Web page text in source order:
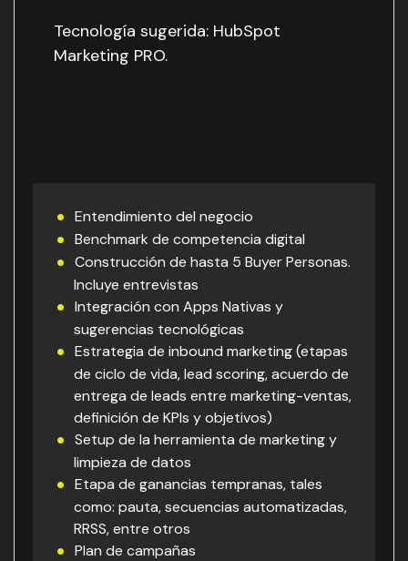
Tecnología sugerida: HubSpot
Marketing PRO.
Entendimiento del negocio
Benchmark de competencia digital
Construcción de hasta 5 Buyer Personas.
Incluye entrevistas
Integración con Apps Nativas y
sugerencias tecnológicas
Estrategia de inbound marketing (etapas
de ciclo de vida, lead scoring, acuerdo de
entrega de leads entre marketing-ventas,
definición de KPIs y objetivos)
Setup de la herramienta de marketing y
limpieza de datos
Etapa de ganancias tempranas, tales
como: pauta, secuencias automatizadas,
RRSS, entre otros
Plan de campañas